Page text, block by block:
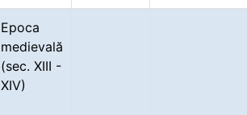
Epoca
medievală
(sec. XIII -
XIV)